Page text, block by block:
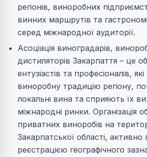
регіонів, виноробних
винних маршрутів та
серед міжнародної аудиторії.
Асоціація виноградарів,
дистиляторів Закарпаття – це
ентузіастів та професіоналів,
виноробну традицію регіону,
локальні вина та сприяють їх
міжнародні ринки. Організація
приватних виноробів на
Закарпатської області,
реєстрацією географічного